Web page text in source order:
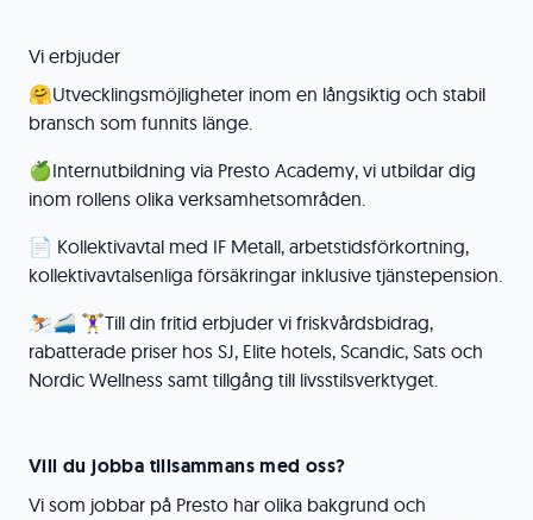
Vi erbjuder
🤗Utvecklingsmöjligheter inom en långsiktig och stabil
bransch som funnits länge.
🍏Internutbildning via Presto Academy, vi utbildar dig
inom rollens olika verksamhetsområden.
📄 Kollektivavtal med IF Metall, arbetstidsförkortning,
kollektivavtalsenliga försäkringar inklusive tjänstepension.
⛷️🚄 🏋️‍♀️Till din fritid erbjuder vi friskvårdsbidrag,
rabatterade priser hos SJ, Elite hotels, Scandic, Sats och
Nordic Wellness samt tillgång till livsstilsverktyget.
Vill du jobba tillsammans med oss?
Vi som jobbar på Presto har olika bakgrund och